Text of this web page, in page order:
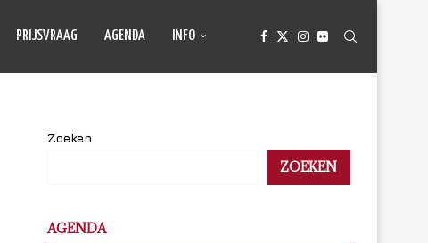
PRIJSVRAAG AGENDA INFO
Zoeken
ZOEKEN
AGENDA